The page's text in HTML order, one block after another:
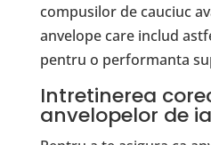
compusilor de cauciuc
anvelope care includ
pentru o performanta
Intretinerea
anvelopelor de